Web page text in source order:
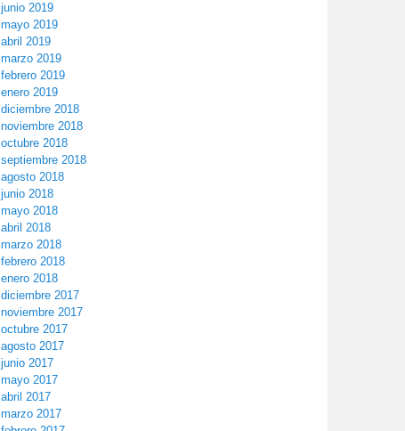
junio 2019
mayo 2019
abril 2019
marzo 2019
febrero 2019
enero 2019
diciembre 2018
noviembre 2018
octubre 2018
septiembre 2018
agosto 2018
junio 2018
mayo 2018
abril 2018
marzo 2018
febrero 2018
enero 2018
diciembre 2017
noviembre 2017
octubre 2017
agosto 2017
junio 2017
mayo 2017
abril 2017
marzo 2017